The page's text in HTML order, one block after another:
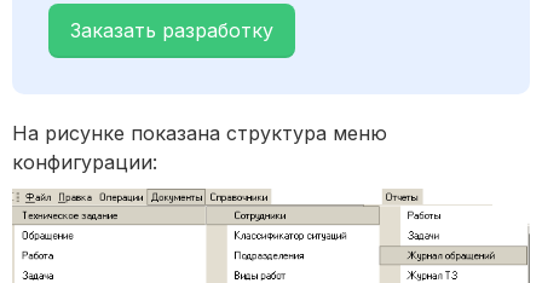
Заказать разработку
На рисунке показана структура меню
конфигурации: